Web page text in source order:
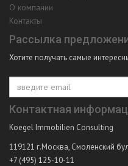
О компании
Контакты
Рассылка
Хотите получать самые
Контактная
Koegel Immobilien Consulting
119121 г.Москва, Смоленский
+7 (495) 125-10-11